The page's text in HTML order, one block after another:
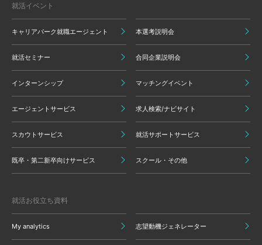
就活イベント
キャリアパーク就職エージェント 本選考説明会
就活セミナー 合同企業説明会
インターンシップ マッチングイベント
エージェントサービス 求人検索/ナビサイト
スカウトサービス 就活サポートサービス
既卒・第二新卒向けサービス スクール・その他
就活お役立ち資料
My analytics 志望動機ジェネレーター